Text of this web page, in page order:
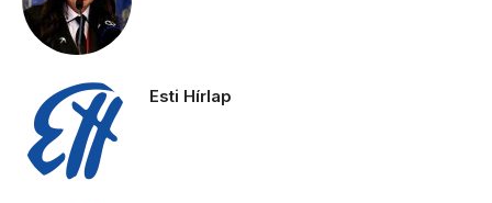
Esti Hírlap